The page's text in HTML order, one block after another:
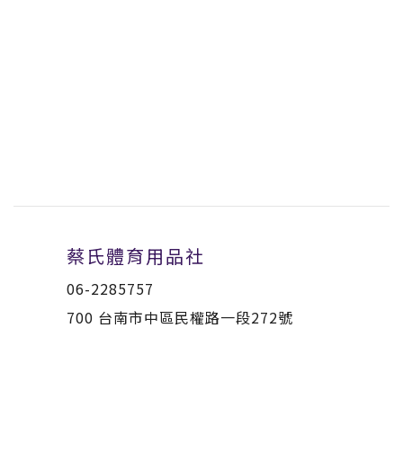
蔡氏體育用品社
06-2285757
700 台南市中區民權路一段272號